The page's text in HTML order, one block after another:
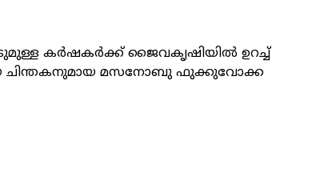
കർഷകർക്ക് ജൈവകൃഷിയിൽ ഉറച്ച്
ചിന്തകനുമായ മസനോബു ഫുക്കുവോക്ക